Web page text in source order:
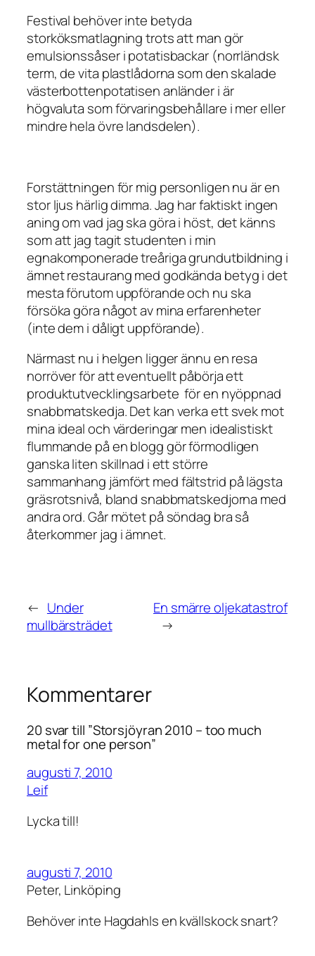
Festival behöver inte betyda
storköksmatlagning trots att man gör
emulsionssåser i potatisbackar (norrländsk
term, de vita plastlådorna som den skalade
västerbottenpotatisen anländer i är
högvaluta som förvaringsbehållare i mer eller
mindre hela övre landsdelen).
Forstättningen för mig personligen nu är en
stor ljus härlig dimma. Jag har faktiskt ingen
aning om vad jag ska göra i höst, det känns
som att jag tagit studenten i min
egnakomponerade treåriga grundutbildning i
ämnet restaurang med godkända betyg i det
mesta förutom uppförande och nu ska
försöka göra något av mina erfarenheter
(inte dem i dåligt uppförande).
Närmast nu i helgen ligger ännu en resa
norröver för att eventuellt påbörja ett
produktutvecklingsarbete för en nyöppnad
snabbmatskedja. Det kan verka ett svek mot
mina ideal och värderingar men idealistiskt
flummande på en blogg gör förmodligen
ganska liten skillnad i ett större
sammanhang jämfört med fältstrid på lägsta
gräsrotsnivå, bland snabbmatskedjorna med
andra ord. Går mötet på söndag bra så
återkommer jag i ämnet.
← Under
mullbärsträdet
En smärre oljekatastrof
→
Kommentarer
20 svar till ”Storsjöyran 2010 – too much
metal for one person”
augusti 7, 2010
Leif
Lycka till!
augusti 7, 2010
Peter, Linköping
Behöver inte Hagdahls en kvällskock snart?